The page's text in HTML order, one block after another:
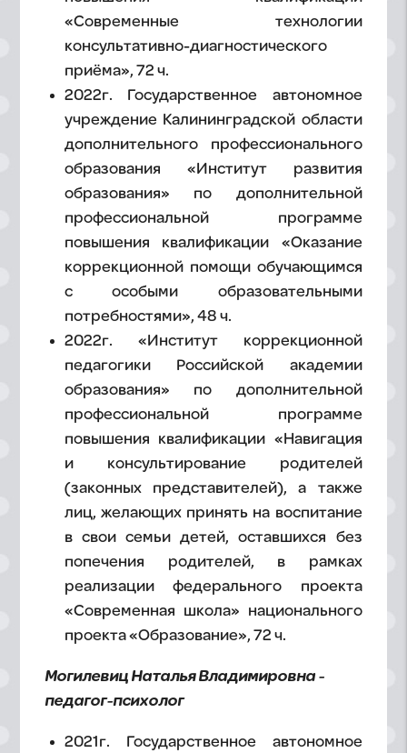
«Современные технологии
консультативно-диагностического
приёма», 72 ч.
2022г. Государственное автономное
учреждение Калининградской области
дополнительного профессионального
образования «Институт развития
образования» по дополнительной
профессиональной программе
повышения квалификации «Оказание
коррекционной помощи обучающимся
с особыми образовательными
потребностями», 48 ч.
2022г. «Институт коррекционной
педагогики Российской академии
образования» по дополнительной
профессиональной программе
повышения квалификации «Навигация
и консультирование родителей
(законных представителей), а также
лиц, желающих принять на воспитание
в свои семьи детей, оставшихся без
попечения родителей, в рамках
реализации федерального проекта
«Современная школа» национального
проекта «Образование», 72 ч.
Могилевиц Наталья Владимировна -
педагог-психолог
2021г. Государственное автономное